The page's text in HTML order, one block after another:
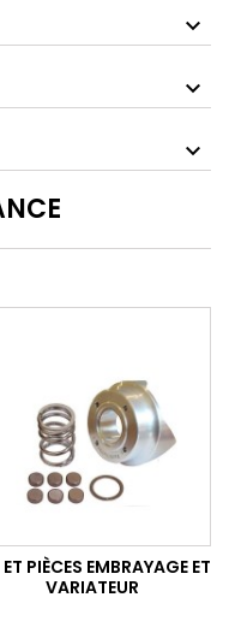
PIÈCES EMBRAYAGE ET
VARIATEUR